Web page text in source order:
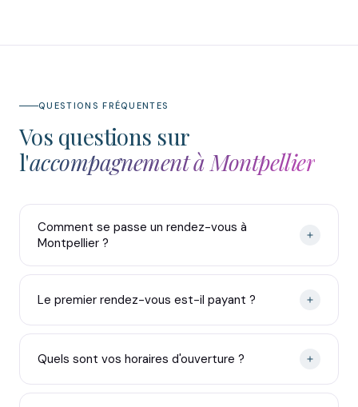
QUESTIONS FRÉQUENTES
Vos questions sur
l'accompagnement à Montpellier
Comment se passe un rendez-vous à
Montpellier ?
Le premier rendez-vous est-il payant ?
Quels sont vos horaires d'ouverture ?